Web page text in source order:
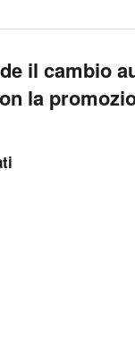
il cambio
la